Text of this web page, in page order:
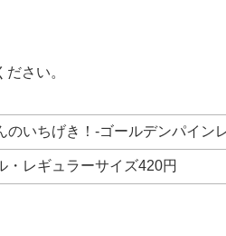
さい。
のいちげき！-ゴールデンパイン
・レギュラーサイズ420円